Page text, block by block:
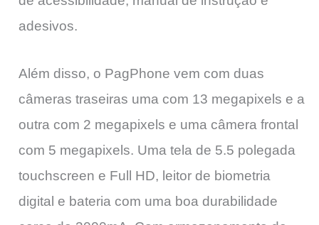
adesivos.
Além disso, o PagPhone vem com duas
câmeras traseiras uma com 13 megapixels e a
outra com 2 megapixels e uma câmera frontal
com 5 megapixels. Uma tela de 5.5 polegada
touchscreen e Full HD, leitor de biometria
digital e bateria com uma boa durabilidade